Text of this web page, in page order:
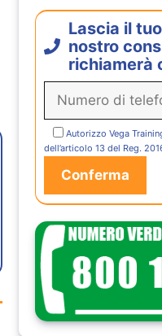
Lascia il
nostro
richiamerà
Autorizzo Vega
dell’articolo 13 del Reg.